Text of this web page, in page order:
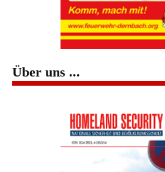
Über uns ...